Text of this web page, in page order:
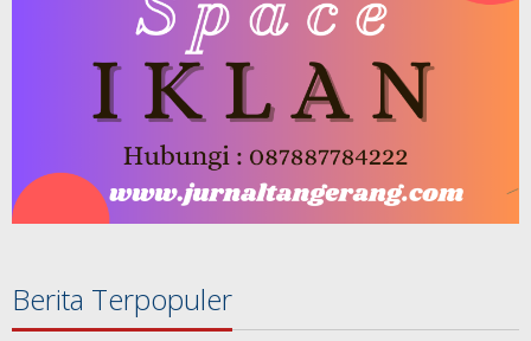
Berita Terpopuler